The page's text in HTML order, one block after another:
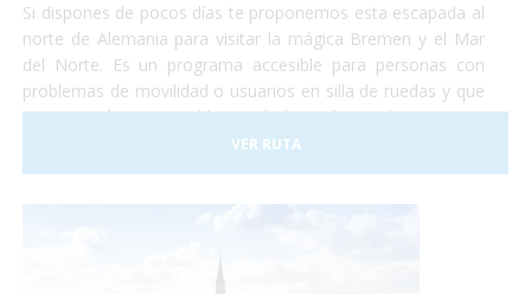
Si dispones de pocos días te proponemos esta escapada al
norte de Alemania para visitar la mágica Bremen y el Mar
del Norte. Es un programa accesible para personas con
problemas de movilidad o usuarios en silla de ruedas y que
te permitirá conocer el hogar de los Músicos de Bremen y
los paisajes únicos de Bremerhaven y de la playa de
Norddeich.
VER RUTA